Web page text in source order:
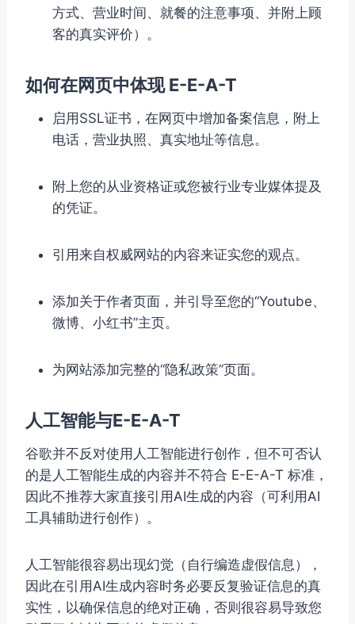
方式、营业时间、就餐的注意事项、并附上顾
客的真实评价）。
如何在网页中体现 E-E-A-T
启用SSL证书，在网页中增加备案信息，附上
电话，营业执照、真实地址等信息。
附上您的从业资格证或您被行业专业媒体提及
的凭证。
引用来自权威网站的内容来证实您的观点。
添加关于作者页面，并引导至您的“Youtube、
微博、小红书”主页。
为网站添加完整的“隐私政策”页面。
人工智能与E-E-A-T
谷歌并不反对使用人工智能进行创作，但不可否认
的是人工智能生成的内容并不符合 E-E-A-T 标准，
因此不推荐大家直接引用AI生成的内容（可利用AI
工具辅助进行创作）。
人工智能很容易出现幻觉（自行编造虚假信息），
因此在引用AI生成内容时务必要反复验证信息的真
实性，以确保信息的绝对正确，否则很容易导致您